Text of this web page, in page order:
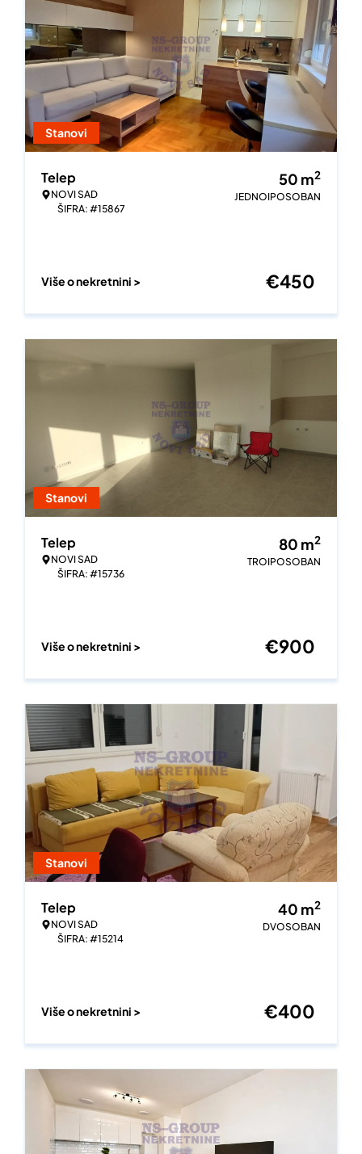
Stanovi
Telep
NOVI SAD
ŠIFRA: #15867
50 m2
JEDNOIPOSOBAN
Više o nekretnini > €450
Stanovi
Telep
NOVI SAD
ŠIFRA: #15736
80 m2
TROIPOSOBAN
Više o nekretnini > €900
Stanovi
Telep
NOVI SAD
ŠIFRA: #15214
40 m2
DVOSOBAN
Više o nekretnini > €400